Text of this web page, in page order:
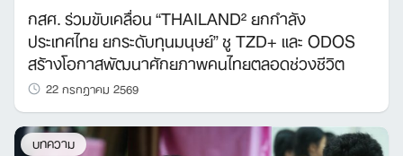
กสศ. ร่วมขับเคลื่อน “THAILAND² ยกกำลัง
ประเทศไทย ยกระดับทุนมนุษย์” ชู TZD+ และ ODOS
สร้างโอกาสพัฒนาศักยภาพคนไทยตลอดช่วงชีวิต
22 กรกฎาคม 2569
บทความ